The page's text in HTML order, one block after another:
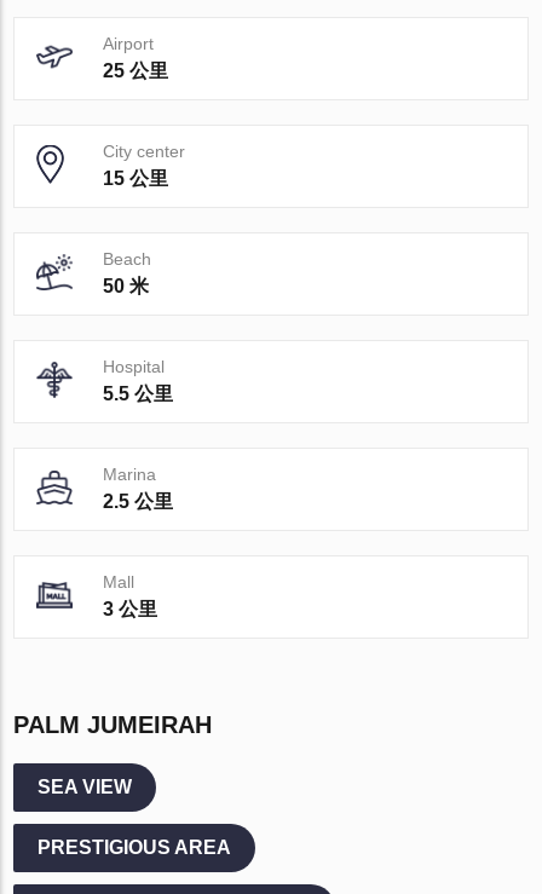
Airport
25 公里
City center
15 公里
Beach
50 米
Hospital
5.5 公里
Marina
2.5 公里
Mall
3 公里
PALM JUMEIRAH
SEA VIEW
PRESTIGIOUS AREA